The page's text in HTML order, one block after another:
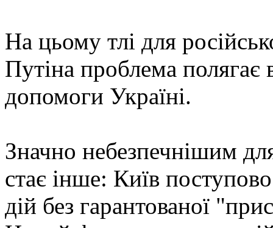
На цьому тлі для
Путіна проблема полягає
допомоги Україні.
Значно небезпечнішим
стає інше: Київ
дій без гарантованої